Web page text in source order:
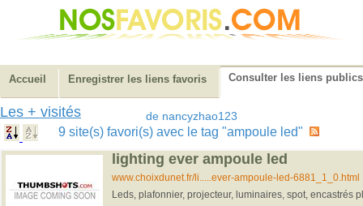
Accueil Enregistrer les liens favoris Consulter les liens publics
Les + visités de nancyzhao123
9 site(s) favori(s) avec le tag "ampoule led"
lighting ever ampoule led
www.choixdunet.fr/li.....ever-ampoule-led-6881_1_0.html
Leds, plafonnier, projecteur, luminaires, spot, encastrés